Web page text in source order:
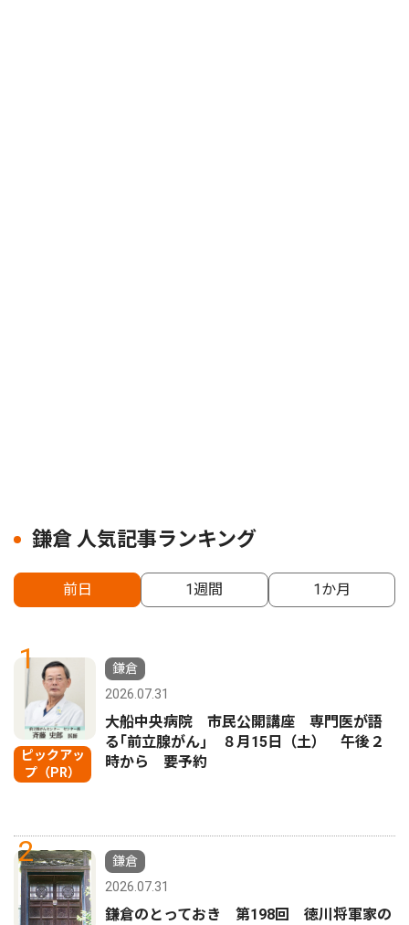
鎌倉 人気記事ランキング
前日 1週間 1か月
1
ピックアッ
プ（PR）
鎌倉
2026.07.31
大船中央病院 市民公開講座 専門医が語
る｢前立腺がん｣ ８月15日（土） 午後２
時から 要予約
2
鎌倉
2026.07.31
鎌倉のとっておき 第198回 徳川将軍家の